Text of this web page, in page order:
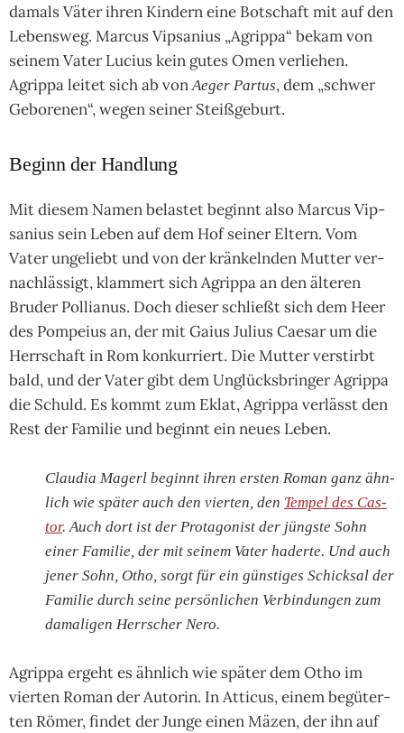
damals Väter ihren Kin­dern eine Bot­schaft mit auf den
Lebens­weg. Mar­cus Vip­sanius „Agrippa“ bekam von
sei­nem Vater Lucius kein gutes Omen ver­lie­hen.
Agrippa lei­tet sich ab vonAeger Partus, dem „schwer
Gebo­re­nen“, wegen sei­ner Steiß­ge­burt.
Beginn der Handlung
Mit diesem Namen belas­tet beginnt also Mar­cus Vip­
sanius sein Leben auf dem Hof sei­ner Eltern. Vom
Vater unge­liebt und von der krän­keln­den Mut­ter ver­
nach­läs­sigt, klam­mert sich Agrippa an den älte­ren
Bru­der Polli­anus. Doch die­ser schließt sich dem Heer
des Pom­peius an, der mit Gaius Julius Cae­sar um die
Herr­schaft in Rom kon­kur­riert. Die Mut­ter ver­stirbt
bald, und der Vater gibt dem Unglücks­brin­ger Agrippa
die Schuld. Es kommt zum Eklat, Agrippa ver­lässt den
Rest der Fami­lie und beginnt ein neues Leben.
Claudia Magerl beginnt ihren ers­ten Roman ganz ähn­
lich wie spä­ter auch den vier­ten, den Tem­pel des Cas­
tor. Auch dort ist der Pro­tago­nist der jüngste Sohn
einer Fami­lie, der mit sei­nem Vater haderte. Und auch
jener Sohn, Otho, sorgt für ein güns­ti­ges Schick­sal der
Fami­lie durch seine persön­li­chen Ver­bin­dun­gen zum
dama­li­gen Herr­scher Nero.
Agrippa ergeht es ähn­lich wie spä­ter dem Otho im
vier­ten Roman der Auto­rin. In Atti­cus, einem begü­ter­
ten Römer, fin­det der Junge einen Mäzen, der ihn auf